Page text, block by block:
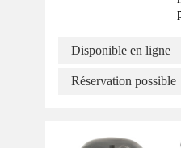
Disponible en ligne
Réservation possible